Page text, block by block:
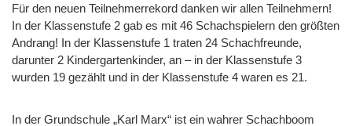
Für den neuen Teilnehmerrekord danken wir allen Teilnehmern!
In der Klassenstufe 2 gab es mit 46 Schachspielern den größten
Andrang! In der Klassenstufe 1 traten 24 Schachfreunde,
darunter 2 Kindergartenkinder, an – in der Klassenstufe 3
wurden 19 gezählt und in der Klassenstufe 4 waren es 21.
In der Grundschule „Karl Marx“ ist ein wahrer Schachboom